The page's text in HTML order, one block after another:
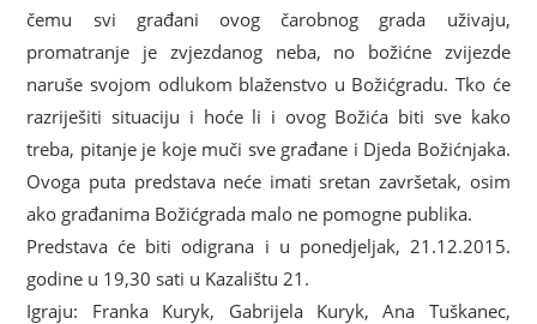
čemu svi građani ovog čarobnog grada uživaju,
promatranje je zvjezdanog neba, no božićne zvijezde
naruše svojom odlukom blaženstvo u Božićgradu. Tko će
razriješiti situaciju i hoće li i ovog Božića biti sve kako
treba, pitanje je koje muči sve građane i Djeda Božićnjaka.
Ovoga puta predstava neće imati sretan završetak, osim
ako građanima Božićgrada malo ne pomogne publika.
Predstava će biti odigrana i u ponedjeljak, 21.12.2015.
godine u 19,30 sati u Kazalištu 21.
Igraju: Franka Kuryk, Gabrijela Kuryk, Ana Tuškanec,